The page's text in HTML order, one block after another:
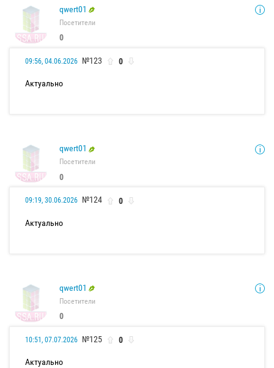
qwert01
Посетители
0
09:56, 04.06.2026 №123 0
Актуально
qwert01
Посетители
0
09:19, 30.06.2026 №124 0
Актуально
qwert01
Посетители
0
10:51, 07.07.2026 №125 0
Актуально